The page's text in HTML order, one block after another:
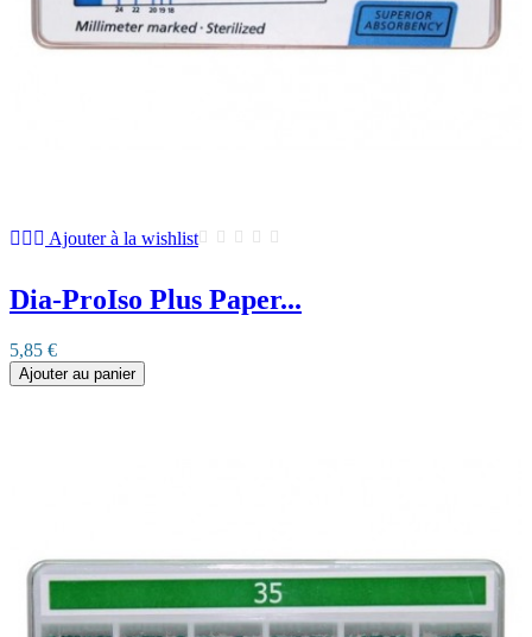
Ajouter à la wishlist
Dia-ProIso Plus Paper...
5,85 €
Ajouter au panier